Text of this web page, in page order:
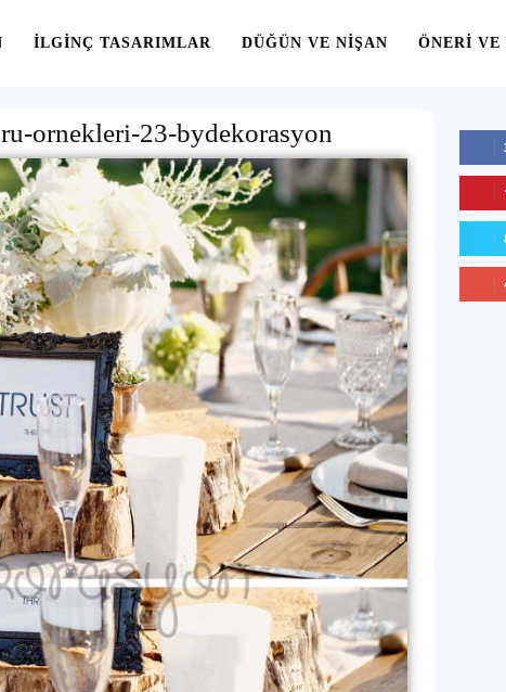
İLGINÇ TASARIMLAR DÜĞÜN VE NIŞAN ÖNERI
ornekleri-23-bydekorasyon